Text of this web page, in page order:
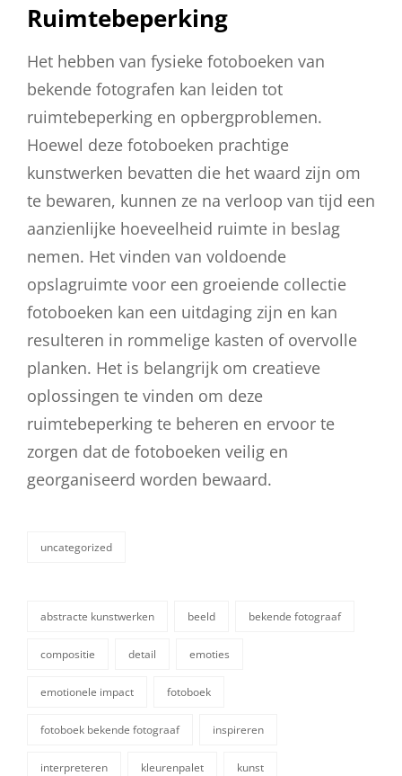
Ruimtebeperking
Het hebben van fysieke fotoboeken van
bekende fotografen kan leiden tot
ruimtebeperking en opbergproblemen.
Hoewel deze fotoboeken prachtige
kunstwerken bevatten die het waard zijn om
te bewaren, kunnen ze na verloop van tijd een
aanzienlijke hoeveelheid ruimte in beslag
nemen. Het vinden van voldoende
opslagruimte voor een groeiende collectie
fotoboeken kan een uitdaging zijn en kan
resulteren in rommelige kasten of overvolle
planken. Het is belangrijk om creatieve
oplossingen te vinden om deze
ruimtebeperking te beheren en ervoor te
zorgen dat de fotoboeken veilig en
georganiseerd worden bewaard.
categorieën
uncategorized
abstracte kunstwerken beeld bekende fotograaf
compositie detail emoties
emotionele impact fotoboek
fotoboek bekende fotograaf inspireren
interpreteren kleurenpalet kunst